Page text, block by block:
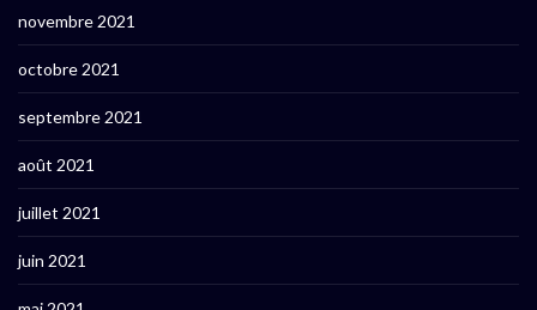
novembre 2021
octobre 2021
septembre 2021
août 2021
juillet 2021
juin 2021